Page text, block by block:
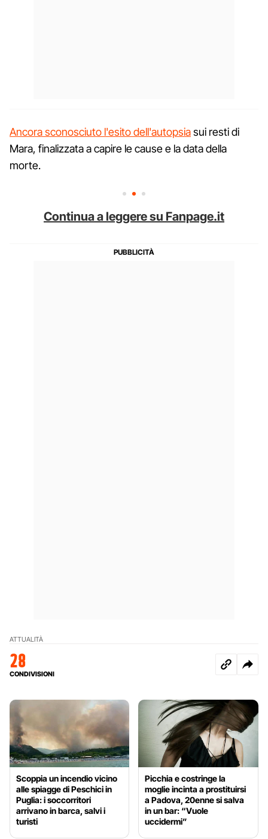
Ancora sconosciuto l'esito dell'autopsiasui resti di
Mara, finalizzata a capire le cause e la data della
morte.
Continua a leggere su Fanpage.it
ATTUALITÀ
28
CONDIVISIONI
Scoppia un incendio vicino
alle spiagge di Peschici in
Puglia: i soccorritori
arrivano in barca, salvi i
turisti
Picchia e costringe la
moglie incinta a prostituirsi
a Padova, 20enne si salva
in un bar: “Vuole
uccidermi”